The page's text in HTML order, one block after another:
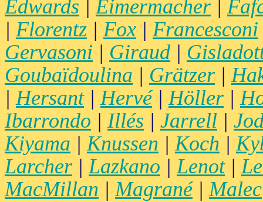
Edwards | Eimermacher |
| Florentz | Fox | Francesconi
Gervasoni | Giraud |
Goubaïdoulina | Grätzer |
| Hersant| Hervé| Höller |
Ibarrondo | Illés | Jarrell |
Kiyama | Knussen | Koch |
Larcher | Lazkano | Lenot|
MacMillan | Magrané| Malec